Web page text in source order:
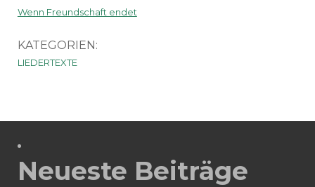
Wenn Freundschaft endet
KATEGORIEN:
LIEDERTEXTE
Neueste Beiträge